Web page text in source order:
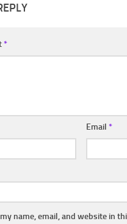
*
Email *
name, email, and website in